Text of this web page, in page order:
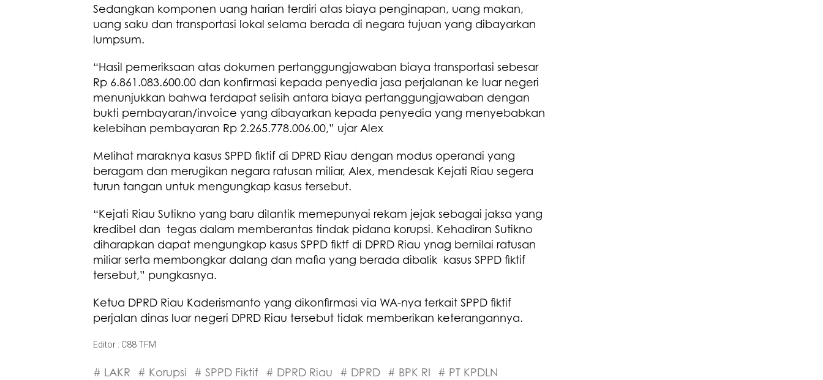
Sedangkan komponen uang harian terdiri atas biaya penginapan, uang makan,
uang saku dan transportasi lokal selama berada di negara tujuan yang dibayarkan
lumpsum.
“Hasil pemeriksaan atas dokumen pertanggungjawaban biaya transportasi sebesar
Rp 6.861.083.600.00 dan konfirmasi kepada penyedia jasa perjalanan ke luar negeri
menunjukkan bahwa terdapat selisih antara biaya pertanggungjawaban dengan
bukti pembayaran/invoice yang dibayarkan kepada penyedia yang menyebabkan
kelebihan pembayaran Rp 2.265.778.006.00,” ujar Alex
Melihat maraknya kasus SPPD fiktif di DPRD Riau dengan modus operandi yang
beragam dan merugikan negara ratusan miliar, Alex, mendesak Kejati Riau segera
turun tangan untuk mengungkap kasus tersebut.
“Kejati Riau Sutikno yang baru dilantik memepunyai rekam jejak sebagai jaksa yang
kredibel dan tegas dalam memberantas tindak pidana korupsi. Kehadiran Sutikno
diharapkan dapat mengungkap kasus SPPD fiktf di DPRD Riau ynag bernilai ratusan
miliar serta membongkar dalang dan mafia yang berada dibalik kasus SPPD fiktif
tersebut,” pungkasnya.
Ketua DPRD Riau Kaderismanto yang dikonfirmasi via WA-nya terkait SPPD fiktif
perjalan dinas luar negeri DPRD Riau tersebut tidak memberikan keterangannya.
Editor : C88 TFM
# LAKR # Korupsi # SPPD Fiktif # DPRD Riau # DPRD # BPK RI
# PT KPDLN